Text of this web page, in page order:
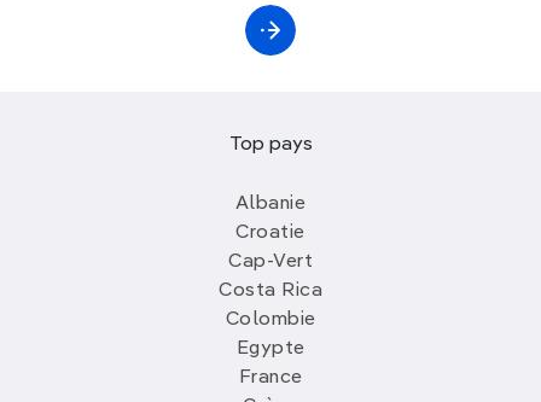
Top pays
Albanie
Croatie
Cap-Vert
Costa Rica
Colombie
Egypte
France